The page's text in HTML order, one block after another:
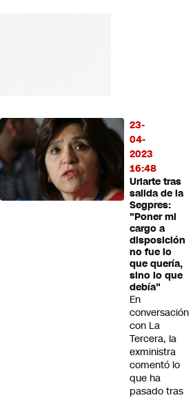
23-
04-
2023
16:48
Uriarte tras
salida de la
Segpres:
"Poner mi
cargo a
disposición
no fue lo
que quería,
sino lo que
debía"
En
conversación
con La
Tercera, la
exministra
comentó lo
que ha
pasado tras